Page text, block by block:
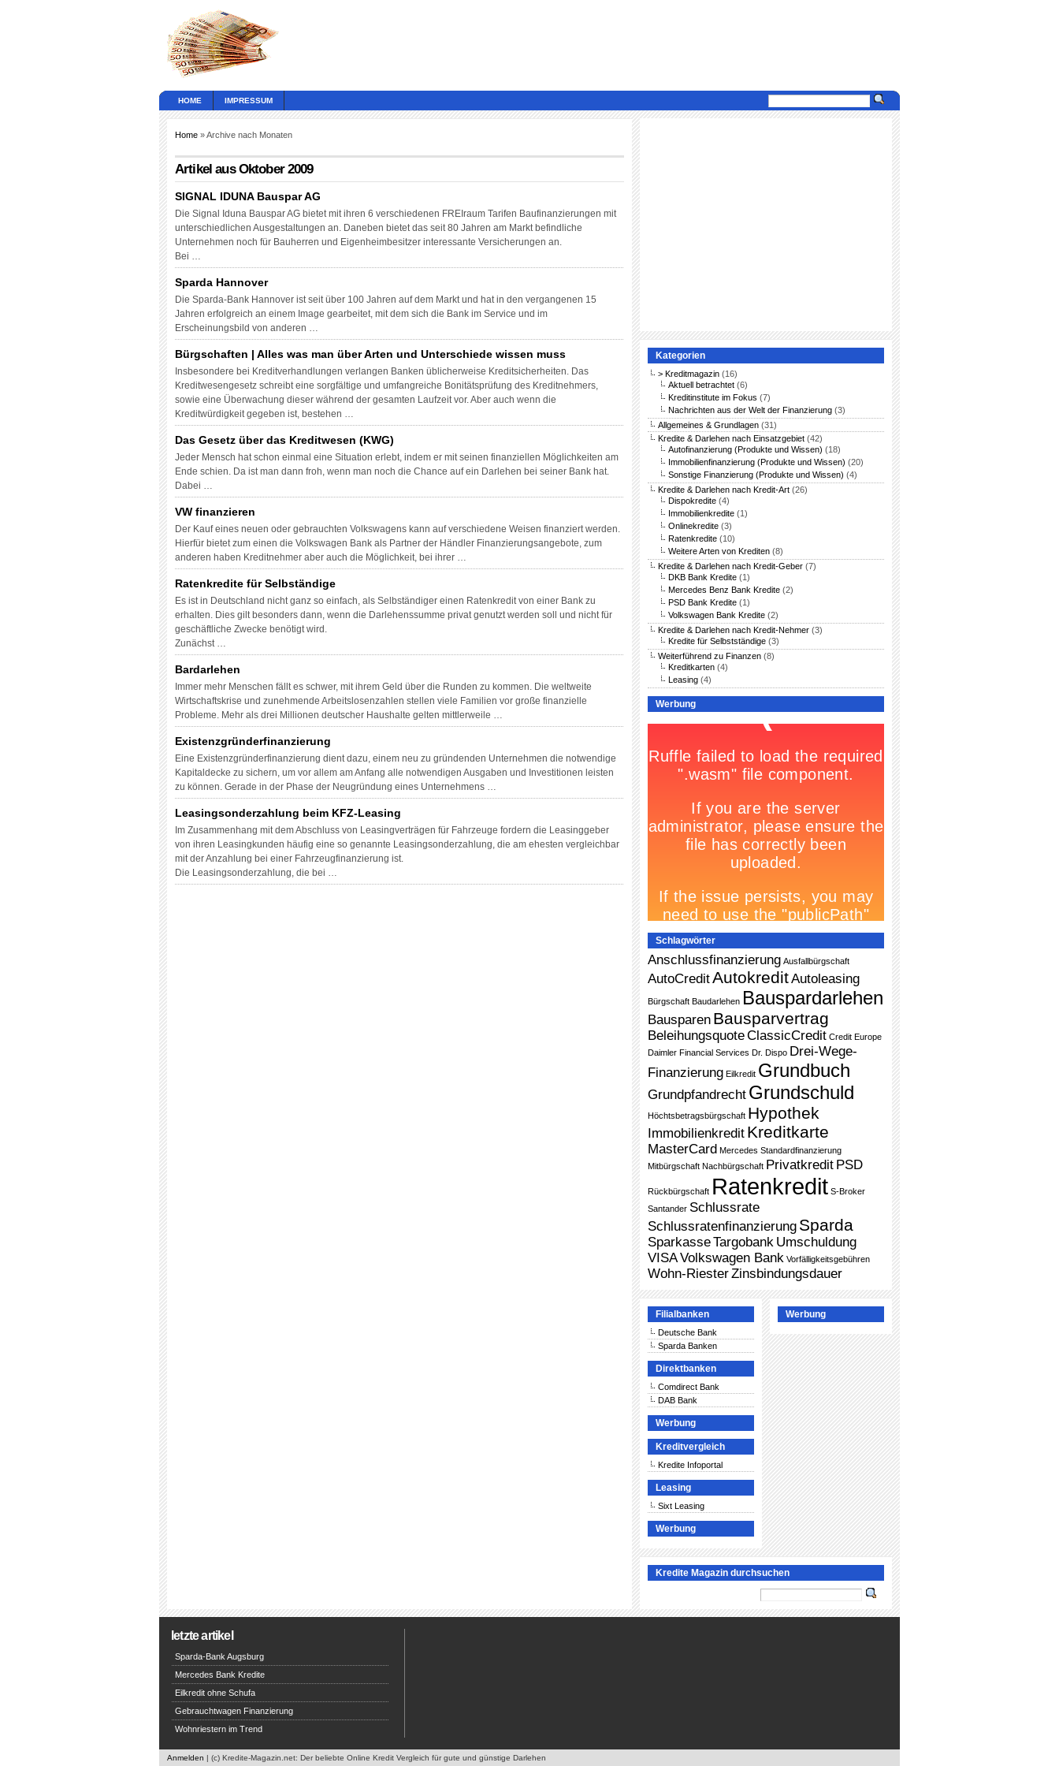
HOME IMPRESSUM
Home » Archive nach Monaten
Artikel aus Oktober 2009
SIGNAL IDUNA Bauspar AG
Die Signal Iduna Bauspar AG bietet mit ihren 6 verschiedenen FREIraum Tarifen Baufinanzierungen mit
unterschiedlichen Ausgestaltungen an. Daneben bietet das seit 80 Jahren am Markt befindliche
Unternehmen noch für Bauherren und Eigenheimbesitzer interessante Versicherungen an.
Bei …
Sparda Hannover
Die Sparda-Bank Hannover ist seit über 100 Jahren auf dem Markt und hat in den vergangenen 15
Jahren erfolgreich an einem Image gearbeitet, mit dem sich die Bank im Service und im
Erscheinungsbild von anderen …
Bürgschaften | Alles was man über Arten und Unterschiede wissen muss
Insbesondere bei Kreditverhandlungen verlangen Banken üblicherweise Kreditsicherheiten. Das
Kreditwesengesetz schreibt eine sorgfältige und umfangreiche Bonitätsprüfung des Kreditnehmers,
sowie eine Überwachung dieser während der gesamten Laufzeit vor. Aber auch wenn die
Kreditwürdigkeit gegeben ist, bestehen …
Das Gesetz über das Kreditwesen (KWG)
Jeder Mensch hat schon einmal eine Situation erlebt, indem er mit seinen finanziellen Möglichkeiten am
Ende schien. Da ist man dann froh, wenn man noch die Chance auf ein Darlehen bei seiner Bank hat.
Dabei …
VW finanzieren
Der Kauf eines neuen oder gebrauchten Volkswagens kann auf verschiedene Weisen finanziert werden.
Hierfür bietet zum einen die Volkswagen Bank als Partner der Händler Finanzierungsangebote, zum
anderen haben Kreditnehmer aber auch die Möglichkeit, bei ihrer …
Ratenkredite für Selbständige
Es ist in Deutschland nicht ganz so einfach, als Selbständiger einen Ratenkredit von einer Bank zu
erhalten. Dies gilt besonders dann, wenn die Darlehenssumme privat genutzt werden soll und nicht für
geschäftliche Zwecke benötigt wird.
Zunächst …
Bardarlehen
Immer mehr Menschen fällt es schwer, mit ihrem Geld über die Runden zu kommen. Die weltweite
Wirtschaftskrise und zunehmende Arbeitslosenzahlen stellen viele Familien vor große finanzielle
Probleme. Mehr als drei Millionen deutscher Haushalte gelten mittlerweile …
Existenzgründerfinanzierung
Eine Existenzgründerfinanzierung dient dazu, einem neu zu gründenden Unternehmen die notwendige
Kapitaldecke zu sichern, um vor allem am Anfang alle notwendigen Ausgaben und Investitionen leisten
zu können. Gerade in der Phase der Neugründung eines Unternehmens …
Leasingsonderzahlung beim KFZ-Leasing
Im Zusammenhang mit dem Abschluss von Leasingverträgen für Fahrzeuge fordern die Leasinggeber
von ihren Leasingkunden häufig eine so genannte Leasingsonderzahlung, die am ehesten vergleichbar
mit der Anzahlung bei einer Fahrzeugfinanzierung ist.
Die Leasingsonderzahlung, die bei …
Kategorien
> Kreditmagazin (16)
Aktuell betrachtet (6)
Kreditinstitute im Fokus (7)
Nachrichten aus der Welt der Finanzierung (3)
Allgemeines & Grundlagen (31)
Kredite & Darlehen nach Einsatzgebiet (42)
Autofinanzierung (Produkte und Wissen) (18)
Immobilienfinanzierung (Produkte und Wissen) (20)
Sonstige Finanzierung (Produkte und Wissen) (4)
Kredite & Darlehen nach Kredit-Art (26)
Dispokredite (4)
Immobilienkredite (1)
Onlinekredite (3)
Ratenkredite (10)
Weitere Arten von Krediten (8)
Kredite & Darlehen nach Kredit-Geber (7)
DKB Bank Kredite (1)
Mercedes Benz Bank Kredite (2)
PSD Bank Kredite (1)
Volkswagen Bank Kredite (2)
Kredite & Darlehen nach Kredit-Nehmer (3)
Kredite für Selbstständige (3)
Weiterführend zu Finanzen (8)
Kreditkarten (4)
Leasing (4)
Werbung
Schlagwörter
Anschlussfinanzierung Ausfallbürgschaft
AutoCreditAutokreditAutoleasing
Bürgschaft Baudarlehen Bauspardarlehen
Bausparen Bausparvertrag
BeleihungsquoteClassicCredit Credit Europe
Daimler Financial Services Dr. Dispo Drei-Wege-
Finanzierung Eilkredit Grundbuch
Grundpfandrecht Grundschuld
Höchtsbetragsbürgschaft Hypothek
Immobilienkredit Kreditkarte
MasterCard Mercedes Standardfinanzierung
Mitbürgschaft Nachbürgschaft Privatkredit PSD
Rückbürgschaft Ratenkredit S-Broker
Santander Schlussrate
Schlussratenfinanzierung Sparda
SparkasseTargobank Umschuldung
VISAVolkswagen Bank Vorfälligkeitsgebühren
Wohn-RiesterZinsbindungsdauer
Filialbanken
Deutsche Bank
Sparda Banken
Direktbanken
Comdirect Bank
DAB Bank
Werbung
Kreditvergleich
Kredite Infoportal
Leasing
Sixt Leasing
Werbung
Werbung
Kredite Magazin durchsuchen
letzte artikel
Sparda-Bank Augsburg
Mercedes Bank Kredite
Eilkredit ohne Schufa
Gebrauchtwagen Finanzierung
Wohnriestern im Trend
Anmelden | (c) Kredite-Magazin.net: Der beliebte Online Kredit Vergleich für gute und günstige Darlehen